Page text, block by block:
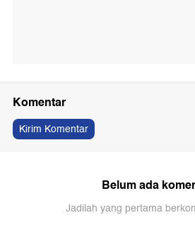
Komentar
Kirim Komentar
Belum ada
Jadilah yang pertama